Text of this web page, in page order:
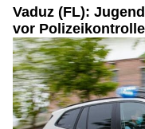
Vaduz (FL):
vor